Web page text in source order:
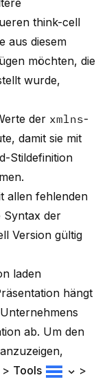
think-cell
aus diesem
möchten, die
wurde,
der xmlns-
damit sie mit
Stildefinition
allen fehlenden
Syntax der
Version gültig
laden
hängt
ab. Um den
> Tools
>